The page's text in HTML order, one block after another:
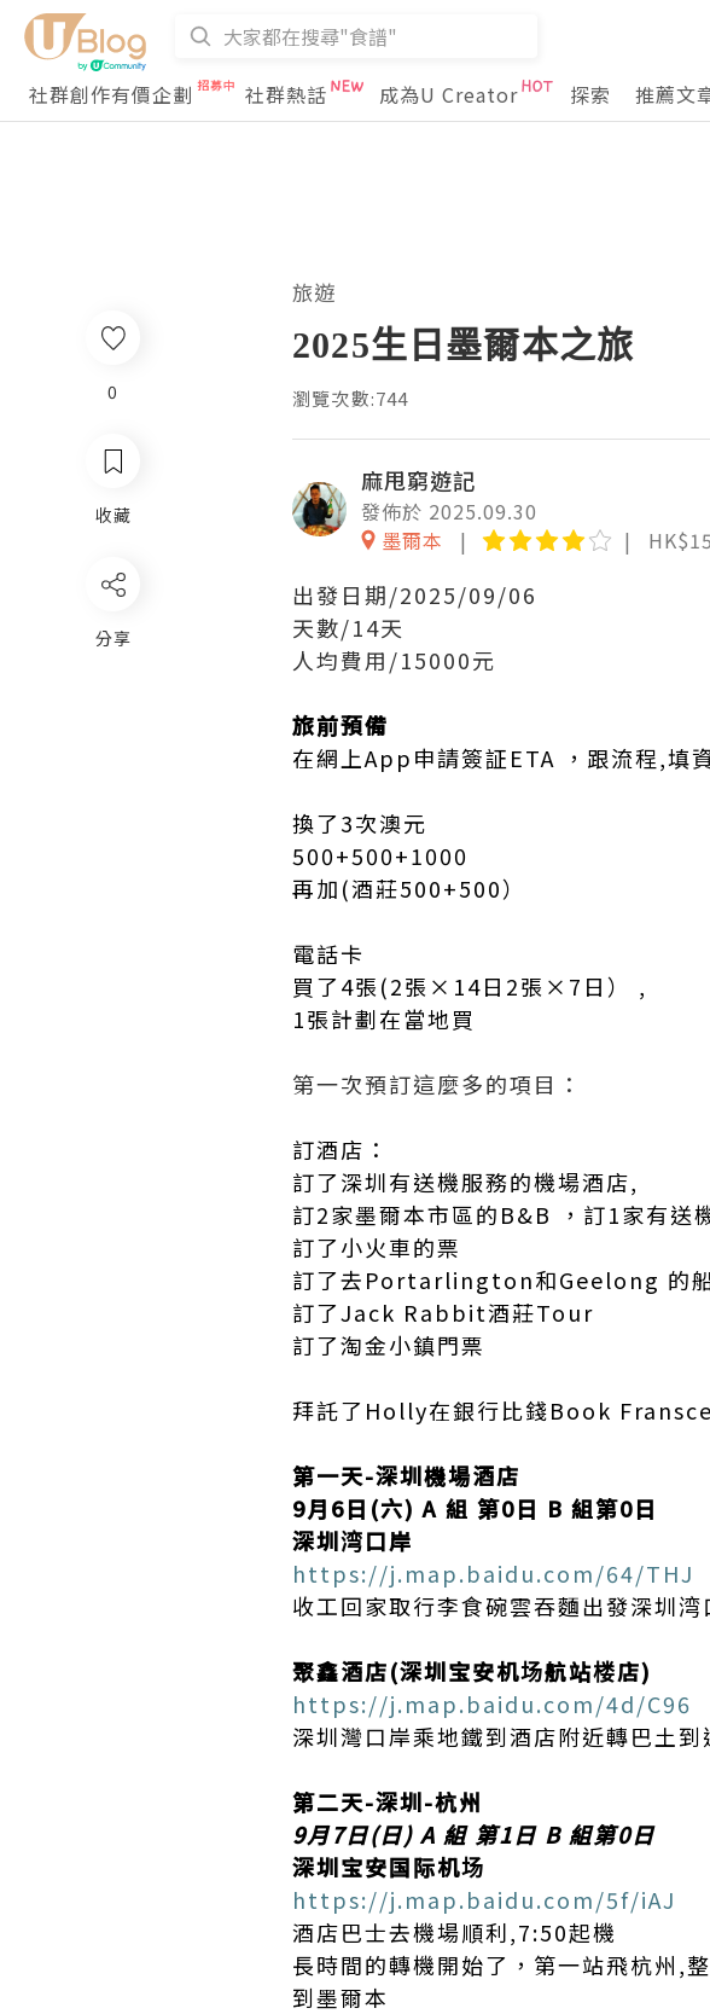
社群創作有價企劃
社群熱話 成為U Creator 探索 推薦文
0
收藏
分享
旅遊
2025生日墨爾本之旅
瀏覽次數:744
麻甩窮遊記
發佈於 2025.09.30
墨爾本
出發日期/2025/09/06
天數/14天
人均費用/15000元
旅前預備
在網上App申請簽証ETA ，跟流程,填
換了3次澳元
500+500+1000
再加(酒莊500+500）
電話卡
買了4張(2張×14日2張×7日） ,
1張計劃在當地買
第一次預訂這麼多的項目：
訂酒店：
訂了深圳有送機服務的機場酒店,
訂2家墨爾本市區的B&B ，訂1家有送
訂了小火車的票
訂了去Portarlington和Geelong 的
訂了Jack Rabbit酒莊Tour
訂了淘金小鎮門票
拜託了Holly在銀行比錢Book
第一天-深圳機場酒店
9月6日(六) A 組 第0日 B 組第0日
深圳湾口岸
https://j.map.baidu.com/64/THJ
收工回家取行李食碗雲吞麵出發深圳
聚鑫酒店(深圳宝安机场航站楼店)
https://j.map.baidu.com/4d/C96
深圳灣口岸乘地鐵到酒店附近轉巴土
第二天-深圳-杭州
9月7日(日) A 組 第1日 B 組第0日
深圳宝安国际机场
https://j.map.baidu.com/5f/iAJ
酒店巴士去機場順利,7:50起機
長時間的轉機開始了，第一站飛杭州,
到墨爾本